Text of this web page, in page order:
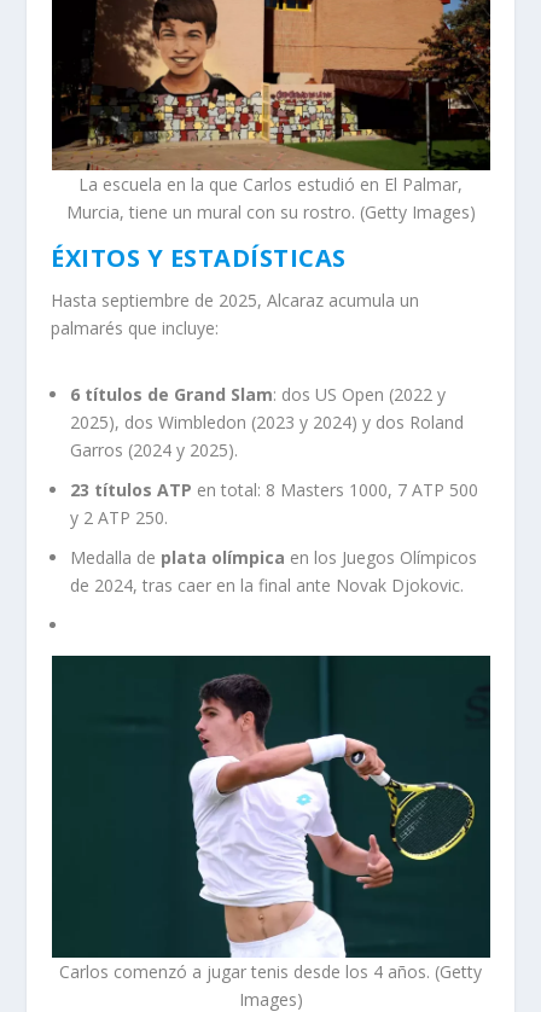
La escuela en la que Carlos estudió en El Palmar,
Murcia, tiene un mural con su rostro. (Getty Images)
ÉXITOS Y ESTADÍSTICAS
Hasta septiembre de 2025, Alcaraz acumula un
palmarés que incluye:
6 títulos de Grand Slam: dos US Open (2022 y
2025), dos Wimbledon (2023 y 2024) y dos Roland
Garros (2024 y 2025).
23 títulos ATP en total: 8 Masters 1000, 7 ATP 500
y 2 ATP 250.
Medalla de plata olímpica en los Juegos Olímpicos
de 2024, tras caer en la final ante Novak Djokovic.
Carlos comenzó a jugar tenis desde los 4 años. (Getty
Images)